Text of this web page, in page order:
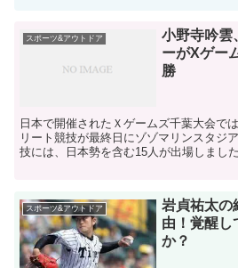
スポーツ&アウトドア
小野寺吟雲
ーがXゲー
勝
日本で開催されたＸゲームズ千葉大会で
リート競技が最終日にゾゾマリンスタジ
技には、日本勢を含む15人が出場しまし
スポーツ&アウトドア
岩貞祐太の
由！覚醒し
か？